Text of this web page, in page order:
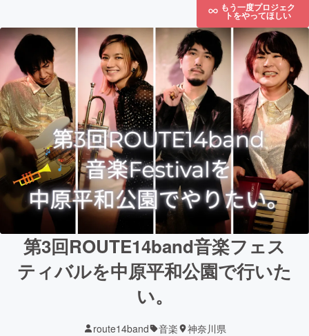
もう一度プロジェク
トをやってほしい
第3回ROUTE14band音楽フェス
ティバルを中原平和公園で行いた
い。
route14band 音楽 神奈川県